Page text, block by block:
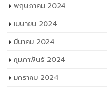
พฤษภาคม 2024
เมษายน 2024
มีนาคม 2024
กุมภาพันธ์ 2024
มกราคม 2024